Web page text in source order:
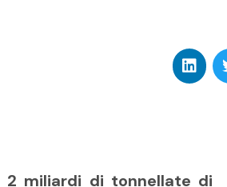
2 miliardi di tonnellate di